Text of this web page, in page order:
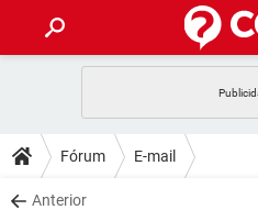
CELULAR
OUTLOOK
DICAS
JOGOS
DOWNLOADS
Fórum E-mail
Anterior